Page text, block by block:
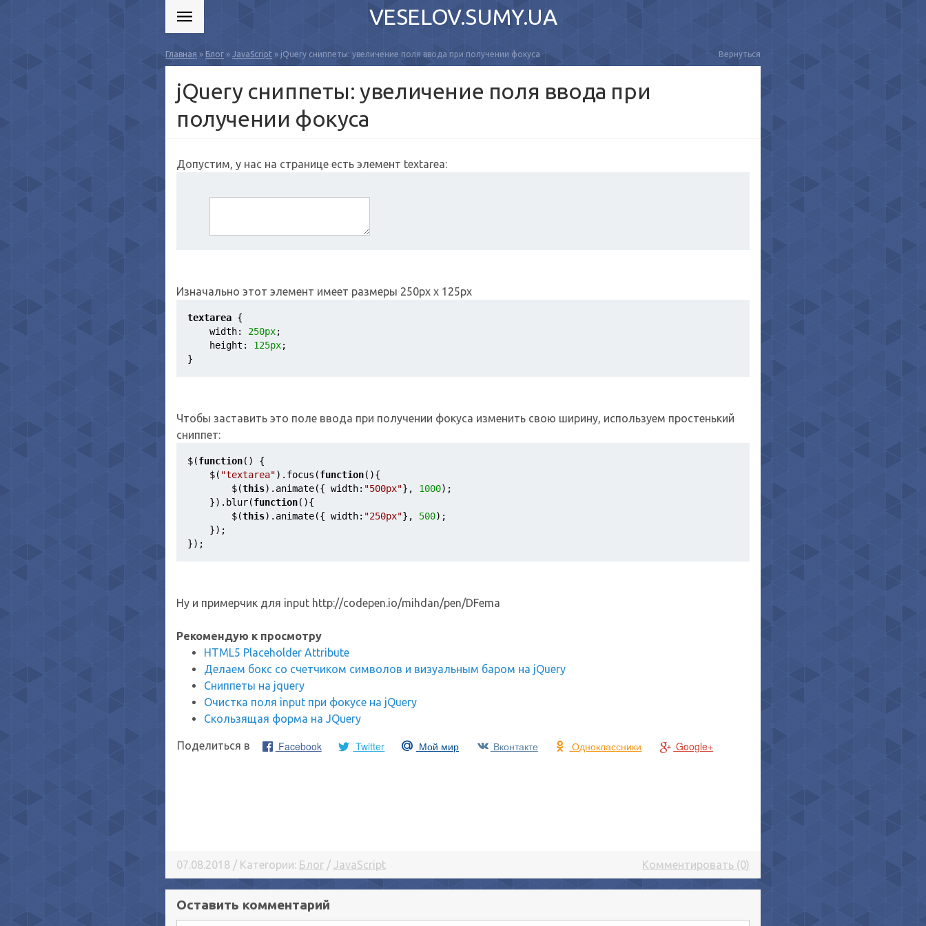
VESELOV.SUMY.UA
Вернуться
Главная » Блог » JavaScript » jQuery сниппеты: увеличение поля ввода при получении фокуса
jQuery сниппеты: увеличение поля ввода при
получении фокуса
Допустим, у нас на странице есть элемент textarea:
Изначально этот элемент имеет размеры 250px x 125px
textarea {
width: 250px;
height : 125px;
}
Чтобы заставить это поле ввода при получении фокуса изменить свою ширину, используем простенький
сниппет:
$(function()
{
    $(
"textarea").focus(function(){
        $(
this).animate({ width: "500px"}, 1000);
    }).blur(
function(){
        $(
this).animate({ width: "250px"}, 500);
    });
});
Ну и примерчик для input http://codepen.io/mihdan/pen/DFema
Рекомендую к просмотру
HTML5 Placeholder Attribute
Делаем бокс со счетчиком символов и визуальным баром на jQuery
Сниппеты на jquery
Очистка поля input при фокусе на jQuery
Скользящая форма на JQuery
Поделиться в Facebook Twitter Мой мир Вконтакте Одноклассники Google+
07.08.2018 / Категории: Блог / JavaScript Комментировать (0)
Оставить комментарий